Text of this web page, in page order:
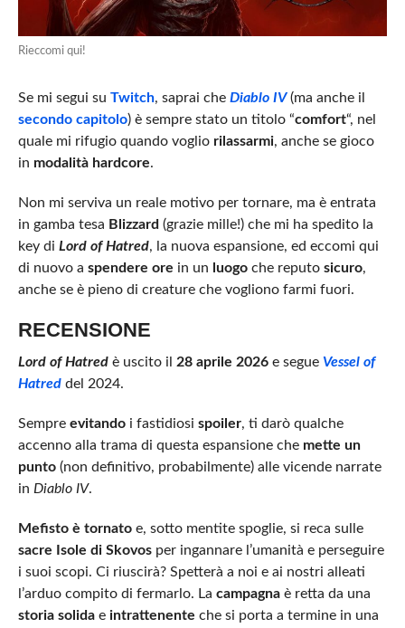
Rieccomi qui!
Se mi segui su Twitch, saprai che Diablo IV(ma anche il
secondo capitolo) è sempre stato un titolo “comfort“, nel
quale mi rifugio quando voglio rilassarmi, anche se gioco
in modalità hardcore.
Non mi serviva un reale motivo per tornare, ma è entrata
in gamba tesa Blizzard (grazie mille!) che mi ha spedito la
key di Lord of Hatred, la nuova espansione, ed eccomi qui
di nuovo a spendere ore in un luogoche reputo sicuro,
anche se è pieno di creature che vogliono farmi fuori.
RECENSIONE
Lord of Hatredè uscito il 28 aprile 2026 e segue Vessel of
Hatreddel 2024.
Sempre evitandoi fastidiosi spoiler, ti darò qualche
accenno alla trama di questa espansione che mette un
punto(non definitivo, probabilmente) alle vicende narrate
in Diablo IV.
Mefisto è tornatoe, sotto mentite spoglie, si reca sulle
sacre Isole di Skovosper ingannare l’umanità e perseguire
i suoi scopi. Ci riuscirà? Spetterà a noi e ai nostri alleati
l’arduo compito di fermarlo. La campagnaè retta da una
storia solidae intrattenente che si porta a termine in una